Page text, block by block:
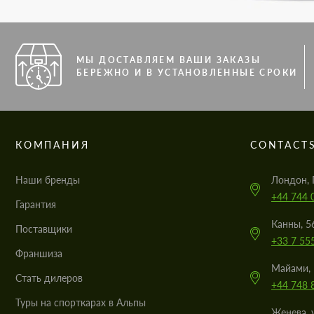
МЫ ДОСТАВЛЯЕМ ВАШИ ЗАКАЗЫ
БЕРЕЖНО И В УСТАНОВЛЕННЫЕ СРОКИ
КОМПАНИЯ
Наши бренды
Гарантия
Поставщики
Франшиза
Стать дилеров
Туры на спорткарах в Альпы
Лондон,
+44 744
Канны,
+33 7
Майами,
+44 748